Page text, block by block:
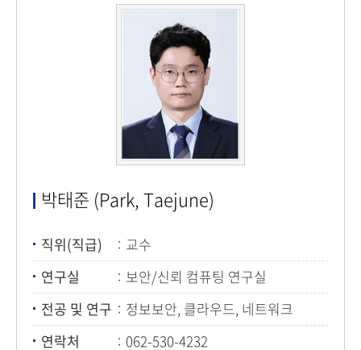
박태준 (Park, Taejune)
직위(직급)
교수
연구실
보안/신뢰 컴퓨팅 연구실
전공 및 연구
정보보안, 클라우드, 네트워크
연락처
062-530-4232